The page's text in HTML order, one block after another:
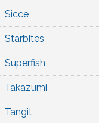
Sicce
Starbites
Superfish
Takazumi
Tangit